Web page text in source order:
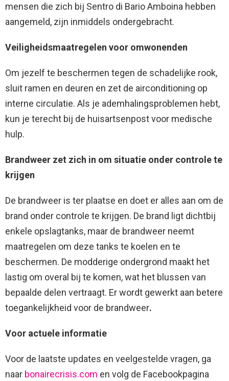
mensen die zich bij Sentro di Bario Amboina hebben
aangemeld, zijn inmiddels ondergebracht.
Veiligheidsmaatregelen voor omwonenden
Om jezelf te beschermen tegen de schadelijke rook,
sluit ramen en deuren en zet de airconditioning op
interne circulatie. Als je ademhalingsproblemen hebt,
kun je terecht bij de huisartsenpost voor medische
hulp.
Brandweer zet zich in om situatie onder controle te
krijgen
De brandweer is ter plaatse en doet er alles aan om de
brand onder controle te krijgen. De brand ligt dichtbij
enkele opslagtanks, maar de brandweer neemt
maatregelen om deze tanks te koelen en te
beschermen. De modderige ondergrond maakt het
lastig om overal bij te komen, wat het blussen van
bepaalde delen vertraagt. Er wordt gewerkt aan betere
toegankelijkheid voor de brandweer.
Voor actuele informatie
Voor de laatste updates en veelgestelde vragen, ga
naar bonairecrisis.com en volg de Facebookpagina